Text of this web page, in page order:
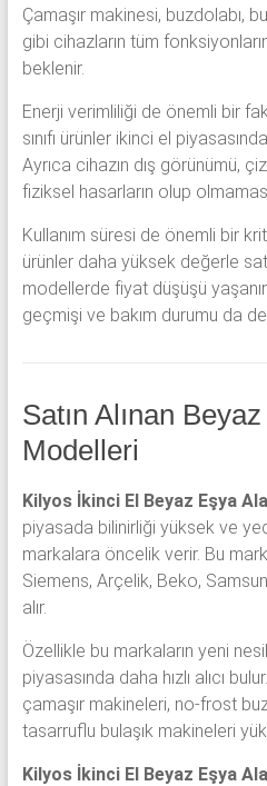
Çamaşır makinesi, buzdolabı,
gibi cihazların tüm
beklenir.
Enerji verimliliği de önemli bir
sınıfı ürünler ikinci el
Ayrıca cihazın dış görünümü,
fiziksel hasarların olup
Kullanım süresi de önemli bir
ürünler daha yüksek değerle
modellerde fiyat düşüşü
geçmişi ve bakım durumu da
Satın Alınan
Modelleri
Kilyos İkinci El Beyaz Eşya
piyasada bilinirliği yüksek ve
markalara öncelik verir. Bu
Siemens, Arçelik, Beko,
alır.
Özellikle bu markaların yeni
piyasasında daha hızlı alıcı
çamaşır makineleri, no-frost
tasarruflu bulaşık makineleri
Kilyos İkinci El Beyaz Eşya